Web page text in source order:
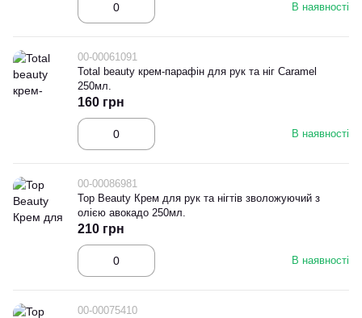
В наявності
00-00061091
Total beauty крем-парафін для рук та ніг Caramel
250мл.
В наявності
160 грн
00-00086981
Top Beauty Крем для рук та нігтів зволожуючий з
олією авокадо 250мл.
В наявності
210 грн
00-00075410